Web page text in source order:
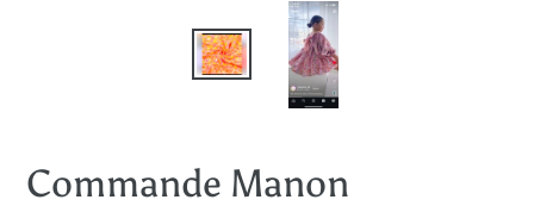
Commande Manon